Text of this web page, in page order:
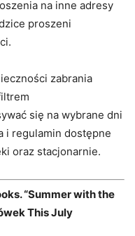
na inne adresy
proszeni
zabrania
się na wybrane dni
i regulamin dostępne
oraz stacjonarnie.
“Summer with the
This July